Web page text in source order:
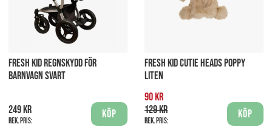
FRESH KID REGNSKYDD FÖR
BARNVAGN SVART
249 kr
Rek. pris:
Köp
FRESH KID CUTIE HEADS POPPY
LITEN
90 kr
129 kr
Rek. pris:
Köp